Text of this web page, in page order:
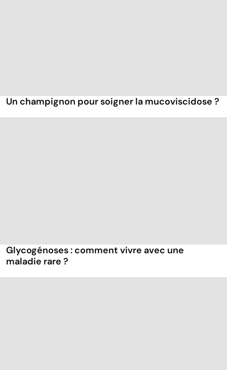
Un champignon pour soigner la mucoviscidose ?
Glycogénoses : comment vivre avec une
maladie rare ?